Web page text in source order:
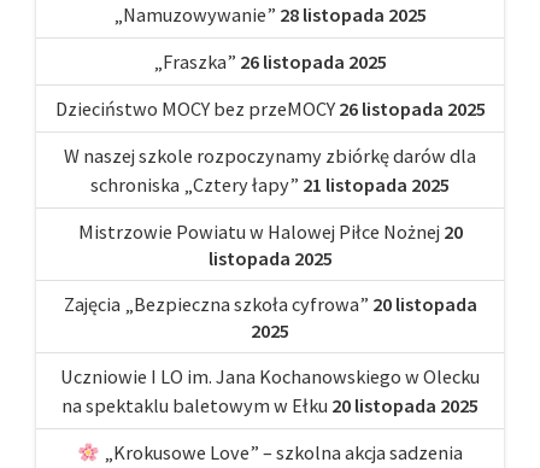
„Namuzowywanie” 28 listopada 2025
„Fraszka” 26 listopada 2025
Dzieciństwo MOCY bez przeMOCY 26 listopada 2025
W naszej szkole rozpoczynamy zbiórkę darów dla
schroniska „Cztery łapy” 21 listopada 2025
Mistrzowie Powiatu w Halowej Piłce Nożnej 20
listopada 2025
Zajęcia „Bezpieczna szkoła cyfrowa” 20 listopada
2025
Uczniowie I LO im. Jana Kochanowskiego w Olecku
na spektaklu baletowym w Ełku 20 listopada 2025
„Krokusowe Love” – szkolna akcja sadzenia